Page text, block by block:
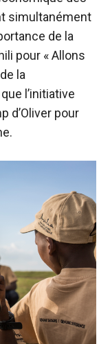
simultanément
de la
pour « Allons
la
l’initiative
d’Oliver pour